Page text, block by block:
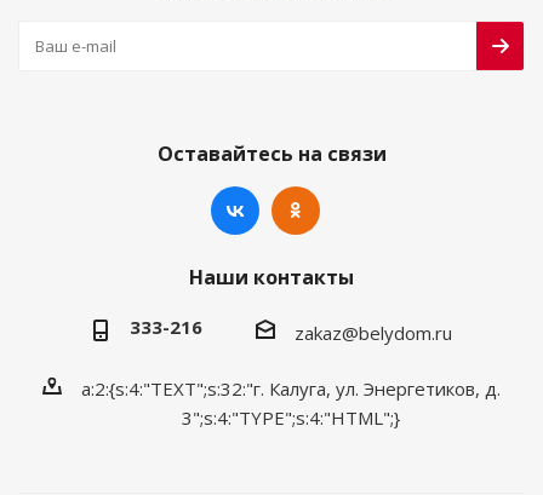
Оставайтесь на связи
Наши контакты
333-216 zakaz@belydom.ru
a:2:{s:4:"TEXT";s:32:"г. Калуга, ул. Энергетиков, д.
3";s:4:"TYPE";s:4:"HTML";}